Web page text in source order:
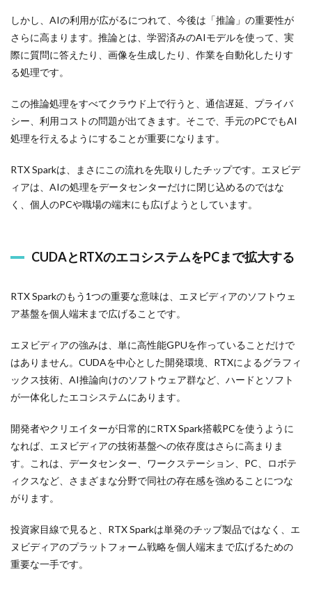
しかし、AIの利用が広がるにつれて、今後は「推論」の重要性が
さらに高まります。推論とは、学習済みのAIモデルを使って、実
際に質問に答えたり、画像を生成したり、作業を自動化したりす
る処理です。
この推論処理をすべてクラウド上で行うと、通信遅延、プライバ
シー、利用コストの問題が出てきます。そこで、手元のPCでもAI
処理を行えるようにすることが重要になります。
RTX Sparkは、まさにこの流れを先取りしたチップです。エヌビデ
ィアは、AIの処理をデータセンターだけに閉じ込めるのではな
く、個人のPCや職場の端末にも広げようとしています。
CUDAとRTXのエコシステムをPCまで拡大する
RTX Sparkのもう1つの重要な意味は、エヌビディアのソフトウェ
ア基盤を個人端末まで広げることです。
エヌビディアの強みは、単に高性能GPUを作っていることだけで
はありません。CUDAを中心とした開発環境、RTXによるグラフィ
ックス技術、AI推論向けのソフトウェア群など、ハードとソフト
が一体化したエコシステムにあります。
開発者やクリエイターが日常的にRTX Spark搭載PCを使うように
なれば、エヌビディアの技術基盤への依存度はさらに高まりま
す。これは、データセンター、ワークステーション、PC、ロボテ
ィクスなど、さまざまな分野で同社の存在感を強めることにつな
がります。
投資家目線で見ると、RTX Sparkは単発のチップ製品ではなく、エ
ヌビディアのプラットフォーム戦略を個人端末まで広げるための
重要な一手です。